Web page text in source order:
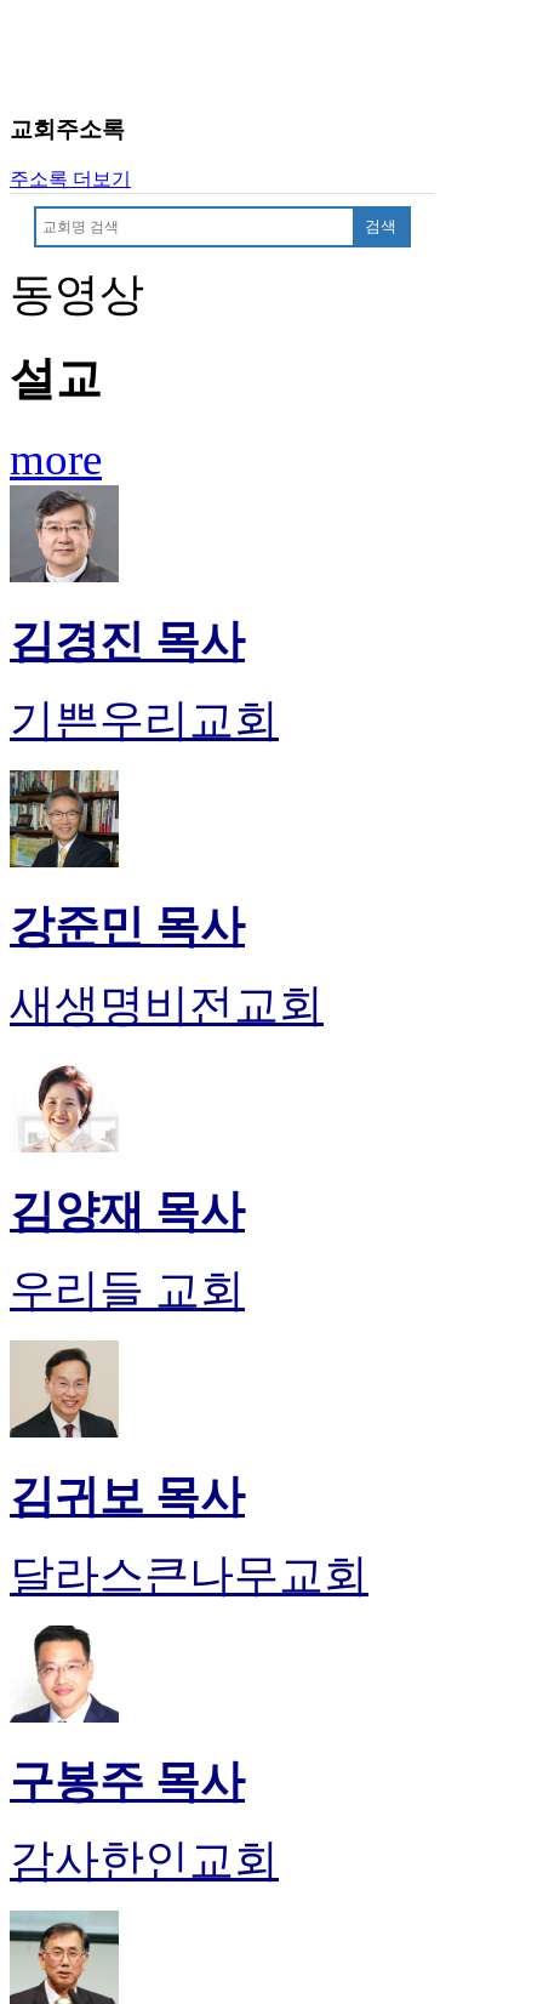
교회주소록
주소록 더보기
검색
동영상
설교
more
김경진 목사
기쁜우리교회
강준민 목사
새생명비전교회
김양재 목사
우리들 교회
김귀보 목사
달라스큰나무교회
구봉주 목사
감사한인교회